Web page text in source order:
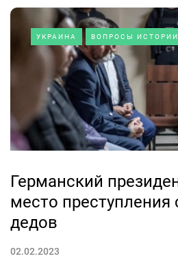
УКРАИНА ВОПРОСЫ ИСТОРИИ
Германский
место преступления
дедов
02.02.2023